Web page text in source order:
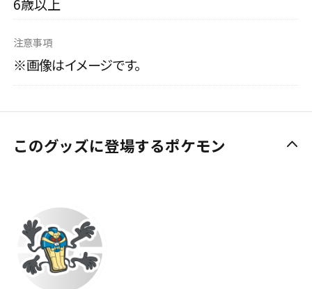
6歳以上
注意事項
※画像はイメージです。
このグッズに登場するポケモン